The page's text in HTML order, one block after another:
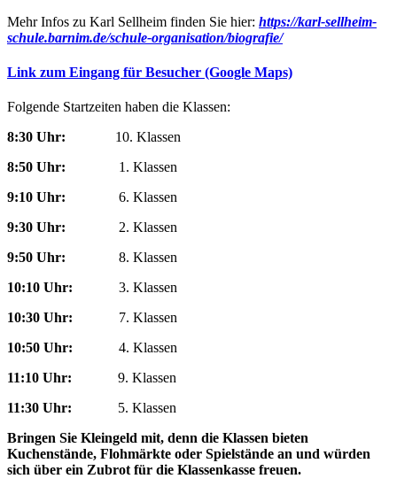
Mehr Infos zu Karl Sellheim finden Sie hier: https://karl-sellheim-
schule.barnim.de/schule-organisation/biografie/
Link zum Eingang für Besucher (Google Maps)
Folgende Startzeiten haben die Klassen:
8:30 Uhr:
10. Klassen
8:50 Uhr:
1. Klassen
9:10 Uhr:
6. Klassen
9:30 Uhr: 2. Klassen
9:50 Uhr: 8. Klassen
10:10 Uhr: 3. Klassen
10:30 Uhr: 7. Klassen
10:50 Uhr: 4. Klassen
11:10 Uhr: 9. Klassen
11:30 Uhr: 5. Klassen
Bringen Sie Kleingeld mit, denn die Klassen bieten
Kuchenstände, Flohmärkte oder Spielstände an und würden
sich über ein Zubrot für die Klassenkasse freuen.